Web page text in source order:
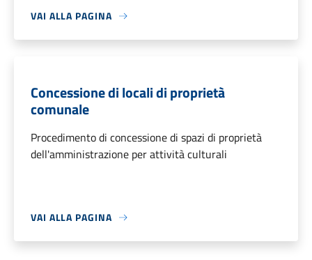
VAI ALLA PAGINA
Concessione di locali di proprietà
comunale
Procedimento di concessione di spazi di proprietà
dell'amministrazione per attività culturali
VAI ALLA PAGINA